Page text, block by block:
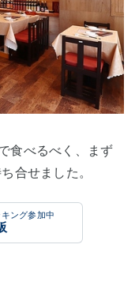
食べるべく、まず
合せました。
ング参加中